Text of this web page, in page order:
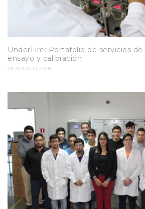
UnderFire: Portafolio de servicios
ensayo y calibración
19 AGOSTO 2018